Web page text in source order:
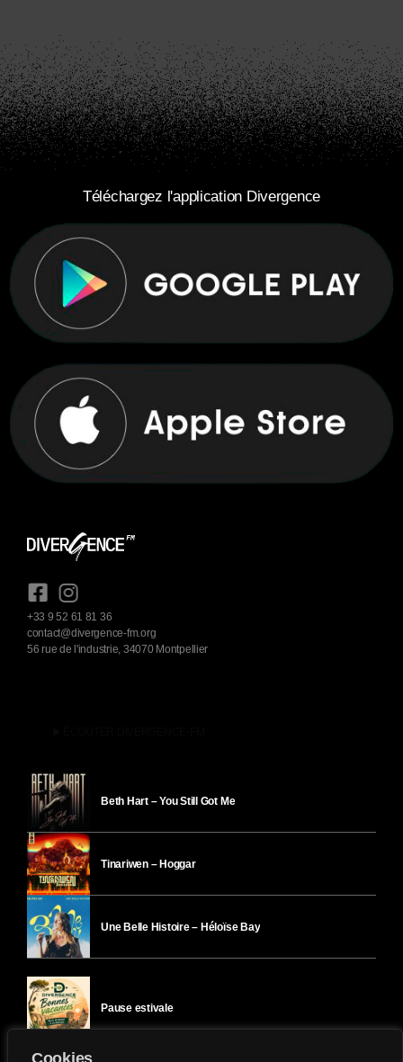
Cookies
Téléchargez l'application Divergence
+33 9 52 61 81 36
contact@divergence-fm.org
56 rue de l'industrie, 34070 Montpellier
Beth Hart – You Still Got Me
Tinariwen – Hoggar
Une Belle Histoire – Héloïse Bay
Pause estivale